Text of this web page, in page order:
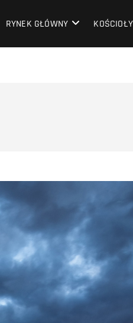
RYNEK GŁÓWNY